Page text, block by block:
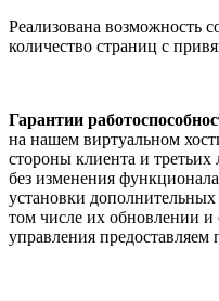
Реализована возможность
количество страниц с
Гарантии
на нашем виртуальном
стороны клиента и
без изменения
установки
том числе их обновлении
управления